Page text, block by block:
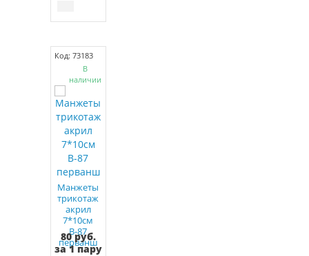
Код: 73183
В
наличии
Манжеты
трикотаж
акрил
7*10см
В-87
перванш
80 руб.
за 1 пару